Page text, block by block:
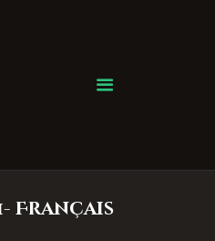
1- Français
Badr